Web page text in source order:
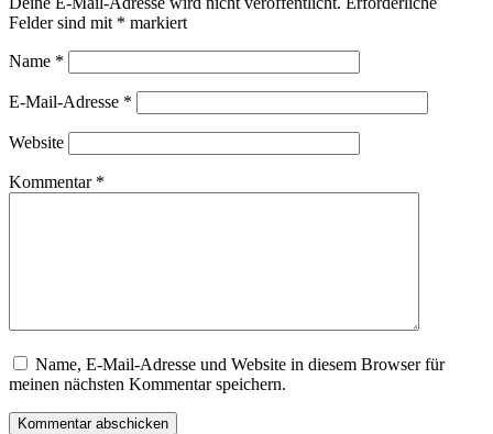
Felder sind mit * markiert
Name *
E-Mail-Adresse *
Website
Kommentar *
Name, E-Mail-Adresse und Website in diesem Browser für
meinen nächsten Kommentar speichern.